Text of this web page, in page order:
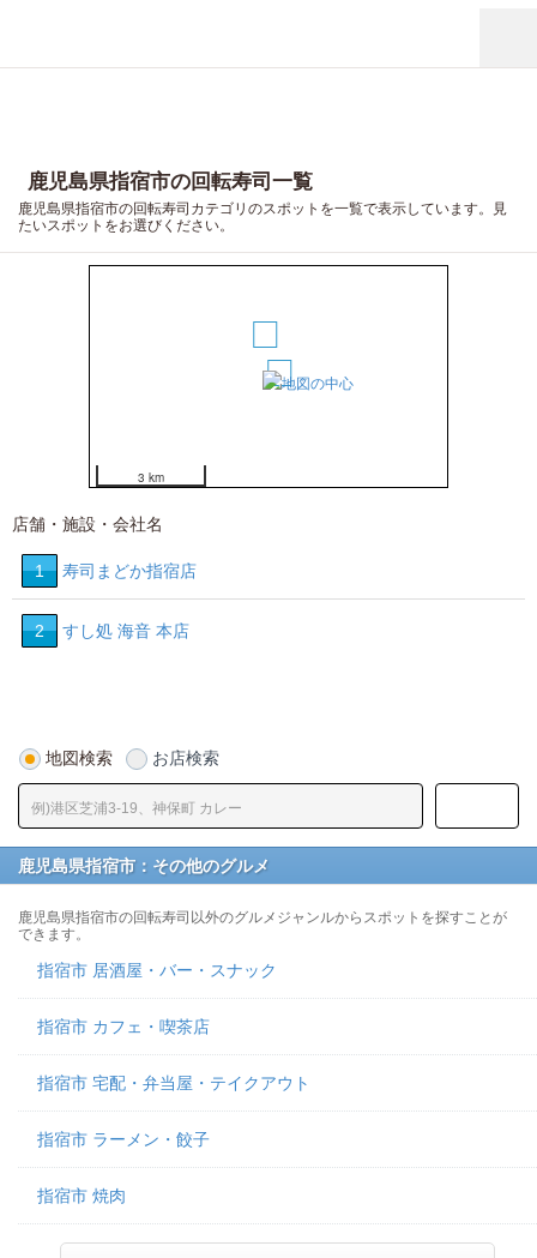
鹿児島県指宿市の回転寿司一覧
鹿児島県指宿市の回転寿司カテゴリのスポットを一覧で表示しています。見
たいスポットをお選びください。
1
3 km
店舗・施設・会社名
1 寿司まどか指宿店
2 すし処 海音 本店
地図検索 お店検索
鹿児島県指宿市：その他のグルメ
鹿児島県指宿市の回転寿司以外のグルメジャンルからスポットを探すことが
できます。
指宿市 居酒屋・バー・スナック
指宿市 カフェ・喫茶店
指宿市 宅配・弁当屋・テイクアウト
指宿市 ラーメン・餃子
指宿市 焼肉